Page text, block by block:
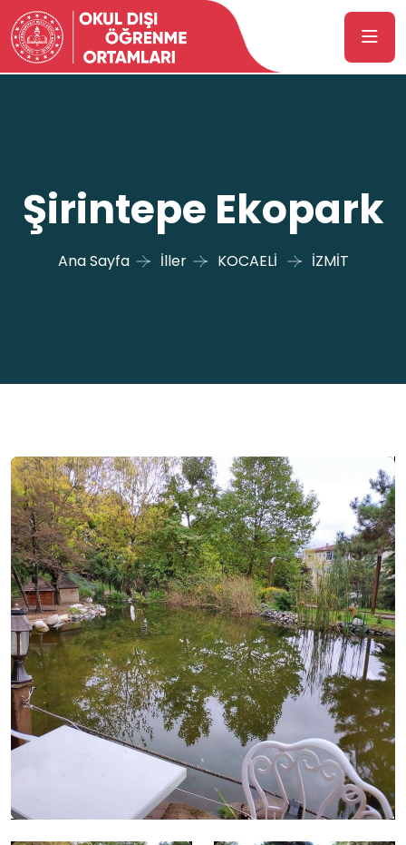
Şirintepe Ekopark
Ana Sayfa İller KOCAELİ İZMİT